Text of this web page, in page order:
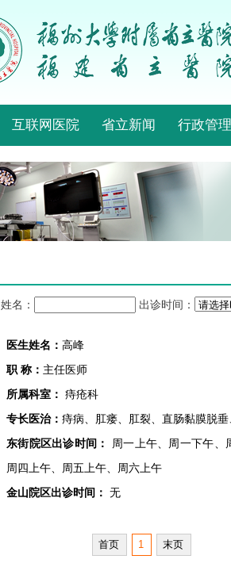
互联网医院 省立新闻 行政管理
姓名： 出诊时间：
医生姓名： 高峰
职 称： 主任医师
所属科室： 痔疮科
专长医治： 痔病、肛瘘、肛裂、直肠黏膜脱
东街院区出诊时间：
周一上午、周一下午、
周四上午、周五上午、周六上午
金山院区出诊时间： 无
首页 1 末页